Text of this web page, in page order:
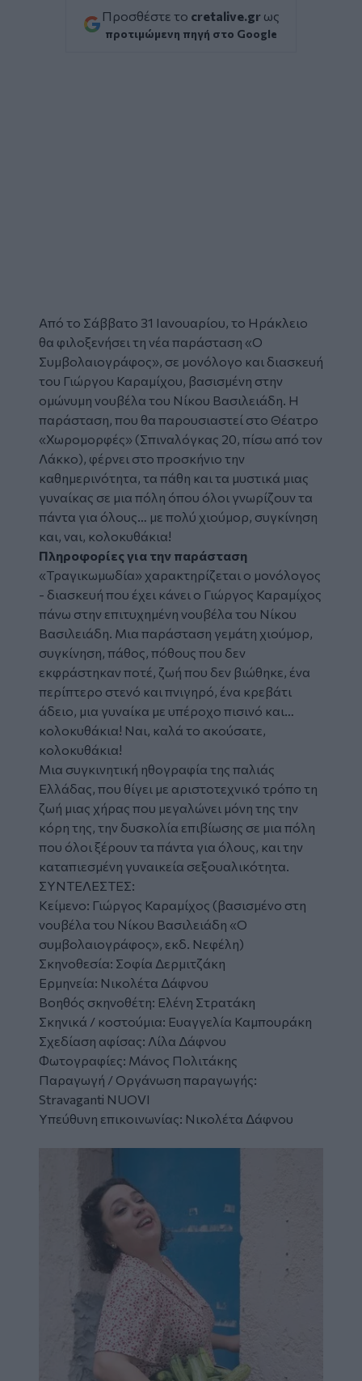
Προσθέστε το cretalive.gr ως
προτιμώμενη πηγή στο Google
Από το Σάββατο 31 Ιανουαρίου, το Ηράκλειο
θα φιλοξενήσει τη νέα παράσταση «Ο
Συμβολαιογράφος», σε μονόλογο και διασκευή
του Γιώργου Καραμίχου, βασισμένη στην
ομώνυμη νουβέλα του Νίκου Βασιλειάδη. Η
παράσταση, που θα παρουσιαστεί στο Θέατρο
«Χωρομορφές» (Σπιναλόγκας 20, πίσω από τον
Λάκκο), φέρνει στο προσκήνιο την
καθημερινότητα, τα πάθη και τα μυστικά μιας
γυναίκας σε μια πόλη όπου όλοι γνωρίζουν τα
πάντα για όλους… με πολύ χιούμορ, συγκίνηση
και, ναι, κολοκυθάκια!
Πληροφορίες για την παράσταση
«Τραγικωμωδία» χαρακτηρίζεται ο μονόλογος
- διασκευή που έχει κάνει ο Γιώργος Καραμίχος
πάνω στην επιτυχημένη νουβέλα του Νίκου
Βασιλειάδη. Μια παράσταση γεμάτη χιούμορ,
συγκίνηση, πάθος, πόθους που δεν
εκφράστηκαν ποτέ, ζωή που δεν βιώθηκε, ένα
περίπτερο στενό και πνιγηρό, ένα κρεβάτι
άδειο, μια γυναίκα με υπέροχο πισινό και…
κολοκυθάκια! Ναι, καλά το ακούσατε,
κολοκυθάκια!
Μια συγκινητική ηθογραφία της παλιάς
Ελλάδας, που θίγει με αριστοτεχνικό τρόπο τη
ζωή μιας χήρας που μεγαλώνει μόνη της την
κόρη της, την δυσκολία επιβίωσης σε μια πόλη
που όλοι ξέρουν τα πάντα για όλους, και την
καταπιεσμένη γυναικεία σεξουαλικότητα.
ΣΥΝΤΕΛΕΣΤΕΣ:
Κείμενο: Γιώργος Καραμίχος (βασισμένο στη
νουβέλα του Νίκου Βασιλειάδη «Ο
συμβολαιογράφος», εκδ. Νεφέλη)
Σκηνοθεσία: Σοφία Δερμιτζάκη
Ερμηνεία: Νικολέτα Δάφνου
Bοηθός σκηνοθέτη: Ελένη Στρατάκη
Σκηνικά / κοστούμια: Ευαγγελία Καμπουράκη
Σχεδίαση αφίσας: Λίλα Δάφνου
Φωτογραφίες: Μάνος Πολιτάκης
Παραγωγή / Οργάνωση παραγωγής:
Stravaganti NUOVI
Υπεύθυνη επικοινωνίας: Νικολέτα Δάφνου